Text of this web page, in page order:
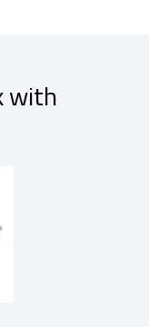
with